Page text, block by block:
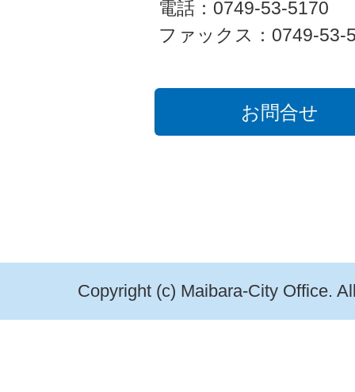
電話：0749-53-5170
ファックス：0749-53-
お問合せ
Copyright (c) Maibara-City Office.